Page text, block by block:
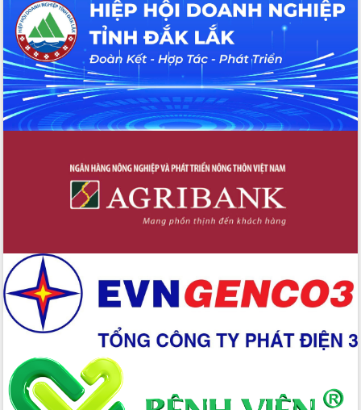
Hội thảo khoa học “Giải pháp thúc đẩy
phát triển nền kinh tế xanh tại tỉnh
Đắk Lắk”
Tăng cường giám sát, đôn đốc thực
hiện nhiệm vụ quản lý tài sản công
hàng tuần
Tháo gỡ những vướng mắc, đẩy mạnh
Đắk Lắk: Tôn vinh 46 giải pháp tại Hội
thi Sáng tạo Kỹ thuật 2024 - 2025
Đắk Lắk rà soát, điều chỉnh Đề án 190
Phó Chủ tịch UBND tỉnh Đắk Lắk
Trương Công Thái kiểm tra thực địa
Dự án cao tốc Khánh Hòa - Buôn Ma
Thuột
Định vị cà phê Việt Nam như một “di
sản sống” trong dòng chảy toàn cầu
Xây dựng nông thôn mới: Nâng cao đời
sống người dân từ những mô hình thiết
thực